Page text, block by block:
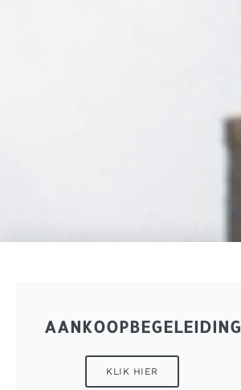
AANKOOPBEGELEIDING
KLIK HIER